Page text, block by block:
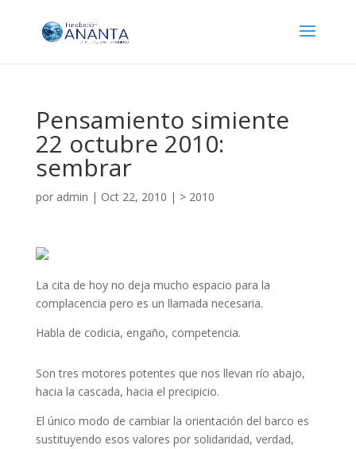
Pensamiento simiente
22 octubre 2010:
sembrar
por admin | Oct 22, 2010 | > 2010
La cita de hoy no deja mucho espacio para la
complacencia pero es un llamada necesaria.
Habla de codicia, engaño, competencia.
Son tres motores potentes que nos llevan río abajo,
hacia la cascada, hacia el precipicio.
El único modo de cambiar la orientación del barco es
sustituyendo esos valores por solidaridad, verdad,